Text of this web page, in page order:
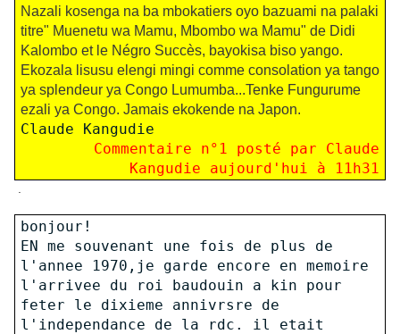
Nazali kosenga na ba mbokatiers oyo bazuami na palaki
titre" Muenetu wa Mamu, Mbombo wa Mamu" de Didi
Kalombo et le Négro Succès, bayokisa biso yango.
Ekozala lisusu elengi mingi comme consolation ya tango
ya splendeur ya Congo Lumumba...Tenke Fungurume
ezali ya Congo. Jamais ekokende na Japon.
Claude Kangudie
Commentaire n° 1
posté par Claude
Kangudie aujourd'hui à 11h31
bonjour!
EN me souvenant une fois de plus de
l'annee 1970,je garde encore en memoire
l'arrivee du roi baudouin a kin pour
feter le dixieme annivrsre de
l'independance de la rdc. il etait